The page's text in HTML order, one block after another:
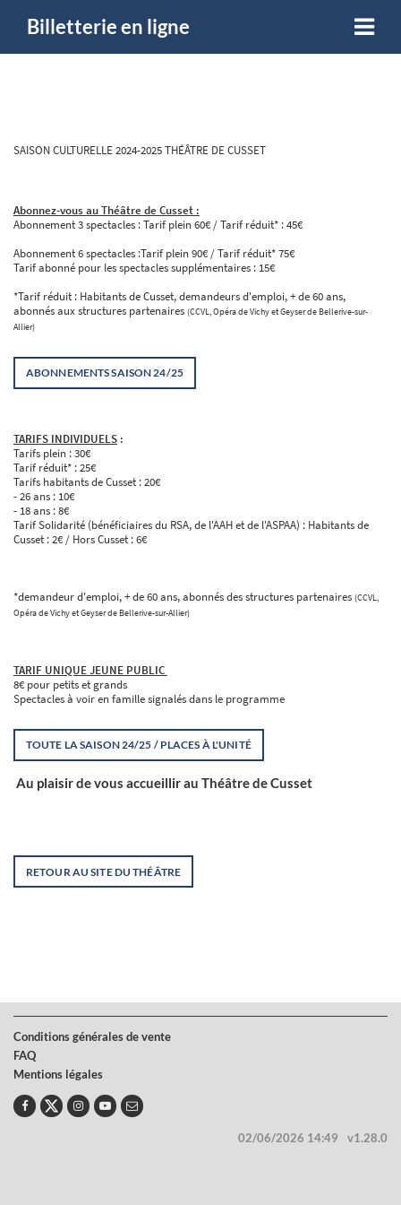
Billetterie en ligne
SAISON CULTURELLE 2024-2025 THÉÂTRE DE CUSSET
Abonnez-vous au Théâtre de Cusset :
Abonnement 3 spectacles : Tarif plein 60€ / Tarif réduit* : 45€
Abonnement 6 spectacles :Tarif plein 90€ / Tarif réduit* 75€
Tarif abonné pour les spectacles supplémentaires : 15€
*Tarif réduit : Habitants de Cusset, demandeurs d'emploi, + de 60 ans,
abonnés aux structures partenaires (CCVL, Opéra de Vichy et Geyser de Bellerive-sur-
Allier)
ABONNEMENTS SAISON 24/25
TARIFS INDIVIDUELS :
Tarifs plein : 30€
Tarif réduit* : 25€
Tarifs habitants de Cusset : 20€
- 26 ans : 10€
- 18 ans : 8€
Tarif Solidarité (bénéficiaires du RSA, de l'AAH et de l'ASPAA) : Habitants de
Cusset : 2€ / Hors Cusset : 6€
*demandeur d'emploi, + de 60 ans, abonnés des structures partenaires (CCVL,
Opéra de Vichy et Geyser de Bellerive-sur-Allier)
TARIF UNIQUE JEUNE PUBLIC
8€ pour petits et grands
Spectacles à voir en famille signalés dans le programme
TOUTE LA SAISON 24/25 / PLACES À L'UNITÉ
Au plaisir de vous accueillir au Théâtre de Cusset
RETOUR AU SITE DU THÉÂTRE
Conditions générales de vente
FAQ
Mentions légales
02/06/2026 14:49 v1.28.0